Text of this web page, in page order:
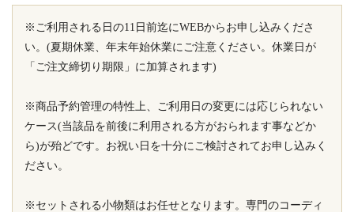
※ご利用される日の11日前迄にWEBからお申し込みくださ
い。(夏期休業、年末年始休業にご注意ください。休業日が
「ご注文締切り期限」に加算されます)
※商品予約管理の特性上、ご利用日の変更には応じられない
ケース(当該品を前後に利用される方がおられます事などか
ら)が殆どです。お祝い日を十分にご検討されてお申し込みく
ださい。
※セットされる小物類はお任せとなります。専門のコーディ